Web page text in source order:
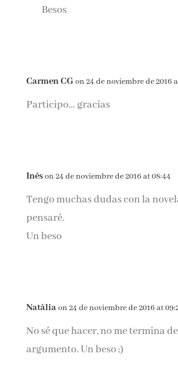
Besos
Carmen CGon 24 de noviembre de 2016
Participo… gracias
Inéson 24 de noviembre de 2016 at 08:44
Tengo muchas dudas con la
pensaré.
Un beso
Natàliaon 24 de noviembre de 2016 at
No sé que hacer, no me termina
argumento. Un beso ;)